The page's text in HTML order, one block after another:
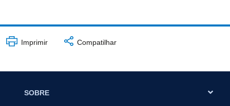
Imprimir Compatilhar
SOBRE